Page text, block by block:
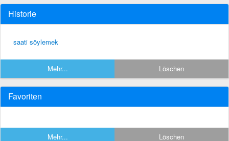
Historie
saati söylemek
Mehr... Löschen
Favoriten
Mehr... Löschen